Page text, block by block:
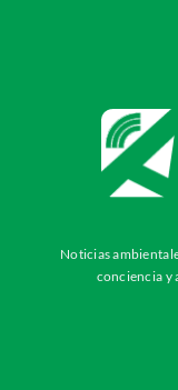
Noticias
conciencia y